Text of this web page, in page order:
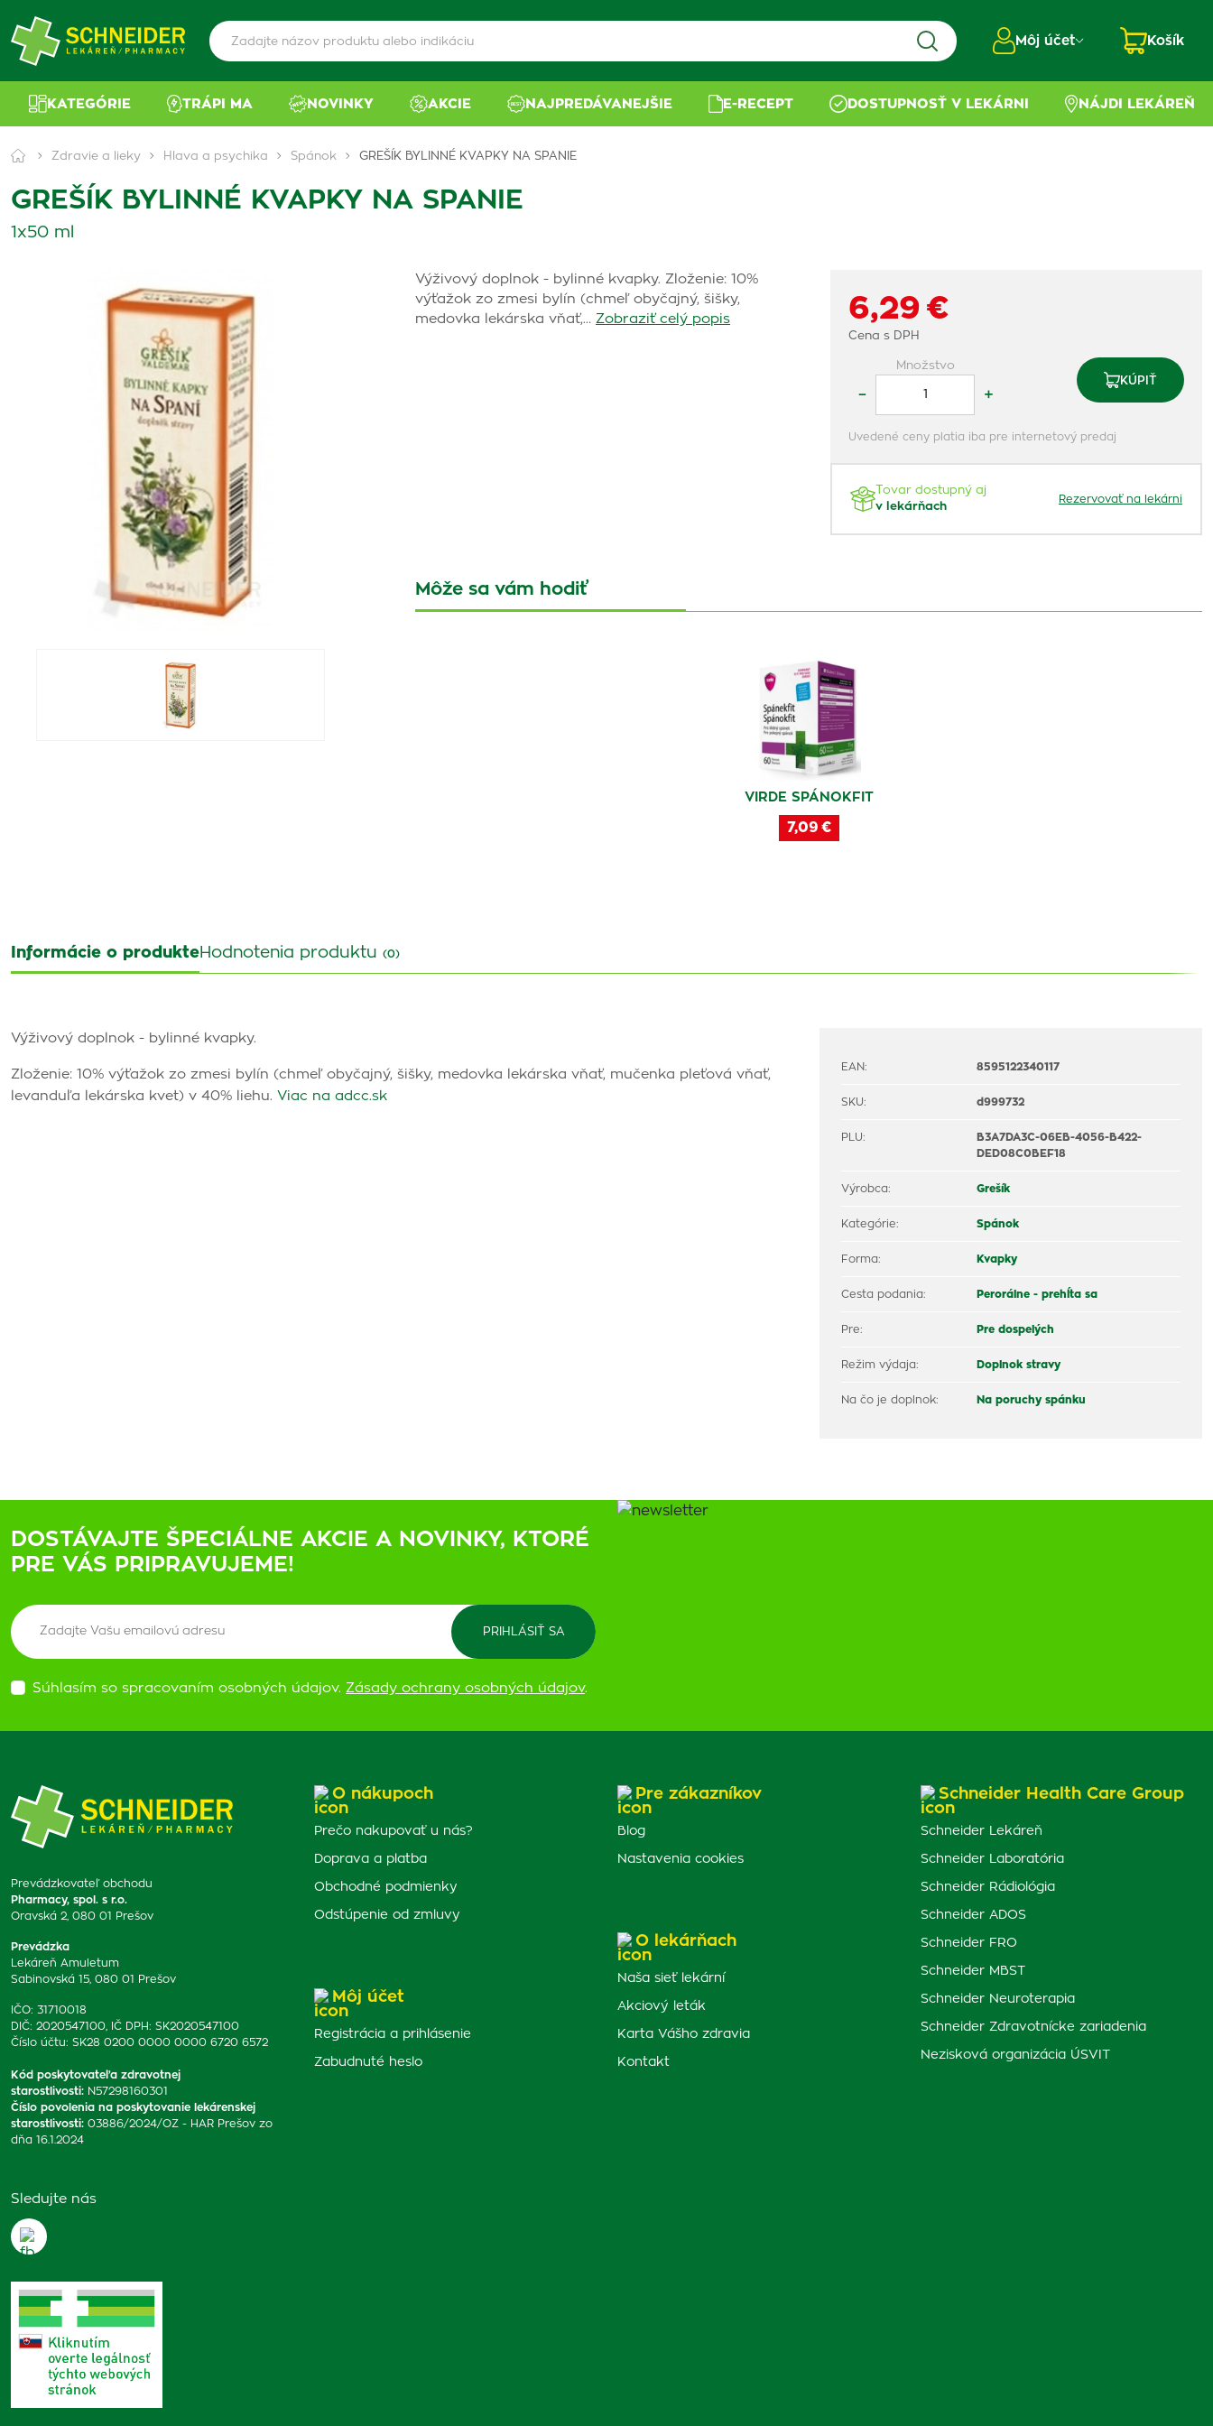
Môj účet Košík
KATEGÓRIE TRÁPI MA NOVINKY AKCIE NAJPREDÁVANEJŠIE E-RECEPT DOSTUPNOSŤ V LEKÁRNI NÁJDI LEKÁREŇ
Zdravie a lieky Hlava a psychika Spánok GREŠÍK BYLINNÉ KVAPKY NA SPANIE
GREŠÍK BYLINNÉ KVAPKY NA SPANIE
1x50 ml
Výživový doplnok - bylinné kvapky. Zloženie: 10%
výťažok zo zmesi bylín (chmeľ obyčajný, šišky,
medovka lekárska vňať,… Zobraziť celý popis 6,29 €
Cena s DPH
Množstvo
– +
KÚPIŤ
Uvedené ceny platia iba pre internetový predaj
Tovar dostupný aj
v lekárňach
Rezervovať na lekárni
Môže sa vám hodiť
VIRDE SPÁNOKFIT
7,09 €
Informácie o produkteHodnotenia produktu (0)
Výživový doplnok - bylinné kvapky.
Zloženie: 10% výťažok zo zmesi bylín (chmeľ obyčajný, šišky, medovka lekárska vňať, mučenka pleťová vňať,
levanduľa lekárska kvet) v 40% liehu. Viac na adcc.sk
EAN: 8595122340117
SKU: d999732
PLU:
B3A7DA3C-06EB-4056-B422-
DED08C0BEF18
Výrobca: Grešík
Kategórie: Spánok
Forma: Kvapky
Cesta podania: Perorálne - prehĺta sa
Pre: Pre dospelých
Režim výdaja: Doplnok stravy
Na čo je doplnok: Na poruchy spánku
DOSTÁVAJTE ŠPECIÁLNE AKCIE A NOVINKY, KTORÉ
PRE VÁS PRIPRAVUJEME!
Súhlasím so spracovaním osobných údajov. Zásady ochrany osobných údajov.
Prevádzkovateľ obchodu
Pharmacy, spol. s r.o.
Oravská 2, 080 01 Prešov
Prevádzka
Lekáreň Amuletum
Sabinovská 15, 080 01 Prešov
IČO: 31710018
DIČ: 2020547100, IČ DPH: SK2020547100
Číslo účtu: SK28 0200 0000 0000 6720 6572
Kód poskytovateľa zdravotnej
starostlivosti: N57298160301
Číslo povolenia na poskytovanie lekárenskej
starostlivosti: 03886/2024/OZ - HAR Prešov zo
dňa 16.1.2024
Sledujte nás
O nákupoch
Prečo nakupovať u nás?
Doprava a platba
Obchodné podmienky
Odstúpenie od zmluvy
Môj účet
Registrácia a prihlásenie
Zabudnuté heslo
Pre zákazníkov
Blog
Nastavenia cookies
O lekárňach
Naša sieť lekární
Akciový leták
Karta Vášho zdravia
Kontakt
Schneider Health Care Group
Schneider Lekáreň
Schneider Laboratória
Schneider Rádiológia
Schneider ADOS
Schneider FRO
Schneider MBST
Schneider Neuroterapia
Schneider Zdravotnícke zariadenia
Nezisková organizácia ÚSVIT